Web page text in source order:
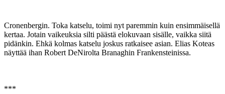
Cronenbergin. Toka katselu, toimi nyt paremmin kuin ensimmäisellä
kertaa. Jotain vaikeuksia silti päästä elokuvaan sisälle, vaikka siitä
pidänkin. Ehkä kolmas katselu joskus ratkaisee asian. Elias Koteas
näyttää ihan Robert DeNirolta Branaghin Frankensteinissa.
***